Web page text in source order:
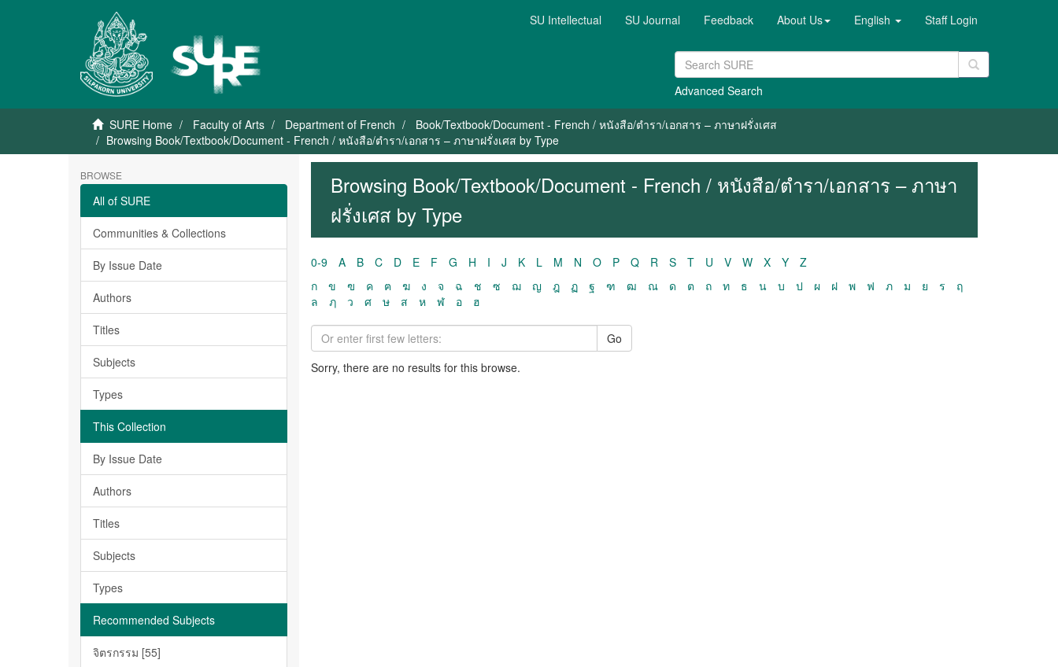
SU Intellectual SU Journal Feedback About Us English Staff Login
Advanced Search
SURE Home Faculty of Arts Department of French
Book/Textbook/Document - French / หนังสือ/ตำรา/เอกสาร – ภาษาฝรั่งเศส
Browsing Book/Textbook/Document - French / หนังสือ/ตำรา/เอกสาร – ภาษาฝรั่งเศส by Type
BROWSE
All of SURE
Communities & Collections
By Issue Date
Authors
Titles
Subjects
Types
This Collection
By Issue Date
Authors
Titles
Subjects
Types
Recommended Subjects
จิตรกรรม [55]
Browsing Book/Textbook/Document - French / หนังสือ/ตำรา/เอกสาร – ภาษา
ฝรั่งเศส by Type
0-9 A B C D E F G H I J K L M N O P Q R S T U V W X Y
Z
ก
ข ฃ ค ฅ ฆ ง จ ฉ ช ซ ฌ ญ ฎ ฏ ฐ ฑ ฒ ณ ด ต ถ ท ธ น บ ป ผ ฝ พ ฟ ภ ม ย ร
ฤ
ล
ฦ ว ศ ษ ส ห ฬ อ ฮ
Go
Sorry, there are no results for this browse.